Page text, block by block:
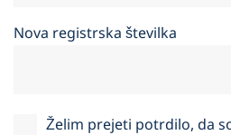
Nova registrska številka
Želim prejeti potrdilo, da